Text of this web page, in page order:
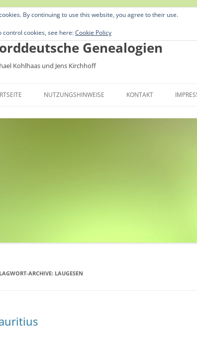
Genealogien
Kohlhaas und Jens Kirchhoff
NUTZUNGSHINWEISE KONTAKT
ARCHIVE: LAUGESEN
By continuing to use this website, you agree to their use.
cookies, see here:Cookie Policy